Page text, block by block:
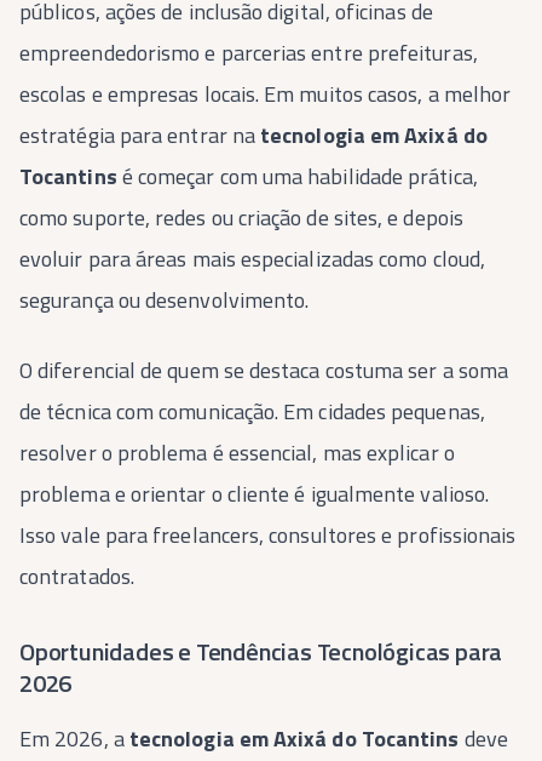
públicos, ações de inclusão digital, oficinas de
empreendedorismo e parcerias entre prefeituras,
escolas e empresas locais. Em muitos casos, a melhor
estratégia para entrar natecnologia em Axixá do
Tocantinsé começar com uma habilidade prática,
como suporte, redes ou criação de sites, e depois
evoluir para áreas mais especializadas como cloud,
segurança ou desenvolvimento.
O diferencial de quem se destaca costuma ser a soma
de técnica com comunicação. Em cidades pequenas,
resolver o problema é essencial, mas explicar o
problema e orientar o cliente é igualmente valioso.
Isso vale para freelancers, consultores e profissionais
contratados.
Oportunidades e Tendências Tecnológicas para
2026
Em 2026, atecnologia em Axixá do Tocantins deve